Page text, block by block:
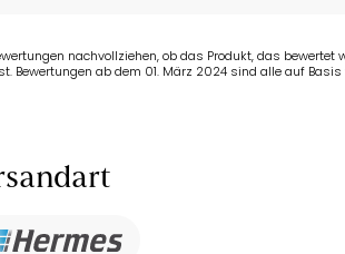
nachvollziehen, ob das Produkt, das bewertet
Bewertungen ab dem 01. März 2024 sind alle auf